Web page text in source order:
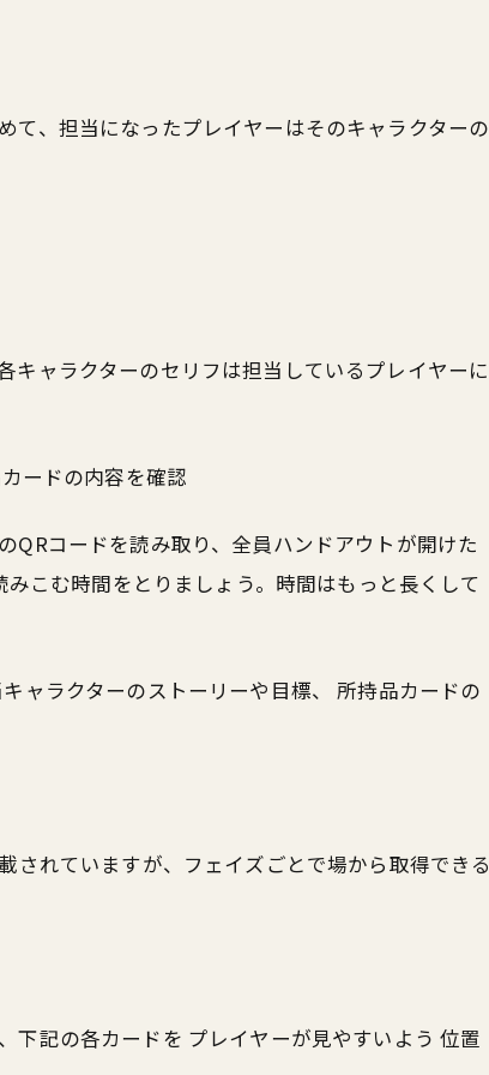
て、担当になったプレイヤーはそのキャラクターの
キャラクターのセリフは担当しているプレイヤーに
ードの内容を確認
QRコードを読み取り、全員ハンドアウトが開けた
こむ時間をとりましょう。時間はもっと長くして
ャラクターのストーリーや目標、 所持品カードの
されていますが、フェイズごとで場から取得できる
下記の各カードを プレイヤーが見やすいよう 位置